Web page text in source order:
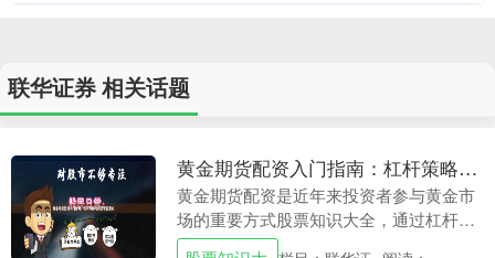
联华证券 相关话题
黄金期货配资入门指南：杠杆策略与风险管控要点
黄金期货配资是近年来投资者参与黄金市
场的重要方式股票知识大全，通过杠杆效
应放大资金使用效率，但同时也伴随着较